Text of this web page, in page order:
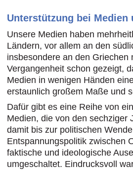
Unterstützung bei Medien
Unsere Medien haben
Ländern, vor allem an den
insbesondere an den
Vergangenheit schon gezeigt,
Medien in wenigen Händen
erstaunlich großem Maße und
Dafür gibt es eine Reihe von
Medien, die von den sechziger
damit bis zur politischen
Entspannungspolitik zwischen
faktische und ideologische
umgeschaltet. Eindrucksvoll